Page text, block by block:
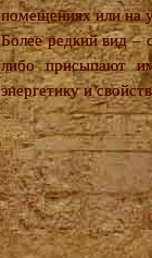
помещениях или на
Более редкий вид –
либо присыпают
энергетику и